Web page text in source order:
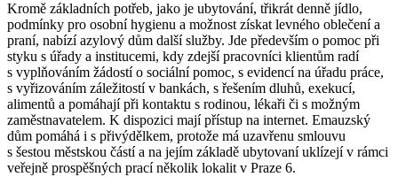
Kromě základních potřeb, jako je ubytování, třikrát denně jídlo,
podmínky pro osobní hygienu a možnost získat levného oblečení a
praní, nabízí azylový dům další služby. Jde především o pomoc při
styku s úřady a institucemi, kdy zdejší pracovníci klientům radí
s vyplňováním žádostí o sociální pomoc, s evidencí na úřadu práce,
s vyřizováním záležitostí v bankách, s řešením dluhů, exekucí,
alimentů a pomáhají při kontaktu s rodinou, lékaři či s možným
zaměstnavatelem. K dispozici mají přístup na internet. Emauzský
dům pomáhá i s přivýdělkem, protože má uzavřenu smlouvu
s šestou městskou částí a na jejím základě ubytovaní uklízejí v rámci
veřejně prospěšných prací několik lokalit v Praze 6.